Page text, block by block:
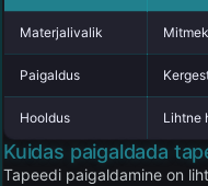
Materjalivalik
Paigaldus
Hooldus Lihtne
Kuidas paigaldada
Tapeedi paigaldamine on